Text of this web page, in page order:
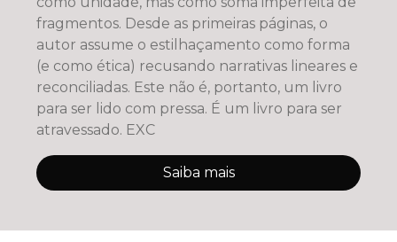
fragmentos. Desde as primeiras páginas, o
autor assume o estilhaçamento como forma
(e como ética) recusando narrativas lineares e
reconciliadas. Este não é, portanto, um livro
para ser lido com pressa. É um livro para ser
atravessado. EXC
Saiba mais